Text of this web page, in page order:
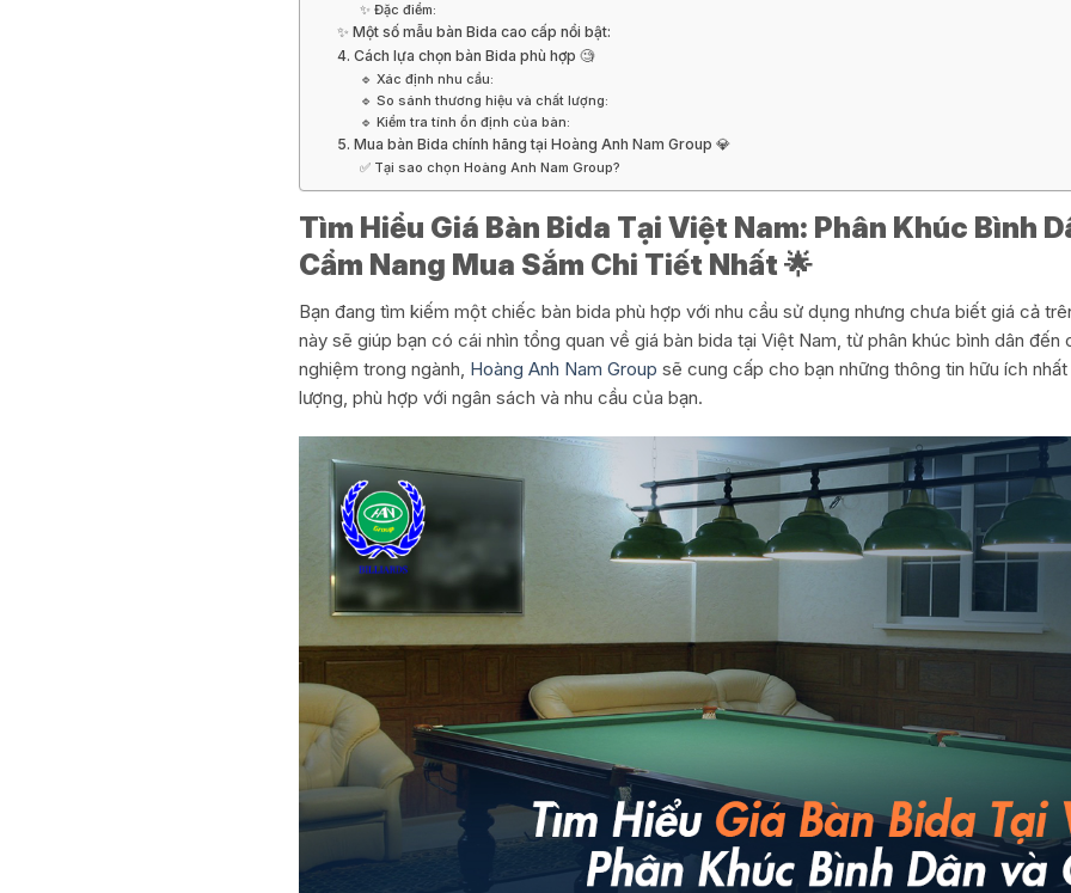
✨ Đặc điểm:
✨ Một số mẫu bàn Bida cao cấp nổi bật:
4. Cách lựa chọn bàn Bida phù hợp 🧐
🔹 Xác định nhu cầu:
🔹 So sánh thương hiệu và chất lượng:
🔹 Kiểm tra tính ổn định của bàn:
5. Mua bàn Bida chính hãng tại Hoàng Anh Nam Group 💎
✅ Tại sao chọn Hoàng Anh Nam Group?
Tìm Hiểu Giá Bàn Bida Tại Việt Nam: Phân Khúc Bình
Cẩm Nang Mua Sắm Chi Tiết Nhất 🌟
Bạn đang tìm kiếm một chiếc bàn bida phù hợp với nhu cầu sử dụng nhưng chưa biết giá cả
này sẽ giúp bạn có cái nhìn tổng quan về giá bàn bida tại Việt Nam, từ phân khúc bình dân đến
nghiệm trong ngành, Hoàng Anh Nam Group sẽ cung cấp cho bạn những thông tin hữu ích
lượng, phù hợp với ngân sách và nhu cầu của bạn.